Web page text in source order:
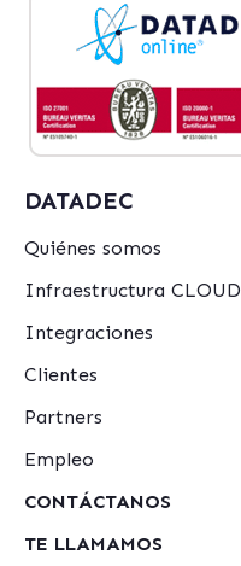
DATADEC
Quiénes somos
Infraestructura CLOUD
Integraciones
Clientes
Partners
Empleo
CONTÁCTANOS
TE LLAMAMOS